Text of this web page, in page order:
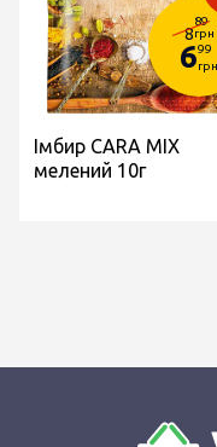
8
89
грн
699
грн
Імбир CARA MIX
мелений 10г